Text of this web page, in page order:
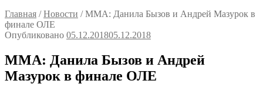
Главная /Новости /ММА: Данила Бызов и Андрей Мазурок в
финале ОЛЕ
Опубликовано 05.12.201805.12.2018
ММА: Данила Бызов и Андрей
Мазурок в финале ОЛЕ